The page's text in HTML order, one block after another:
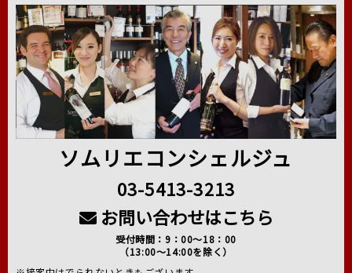
ソムリエコンシェルジュ
03-5413-3213
お問い合わせはこちら
受付時間：9：00～18：00
（13:00～14:00を除く）